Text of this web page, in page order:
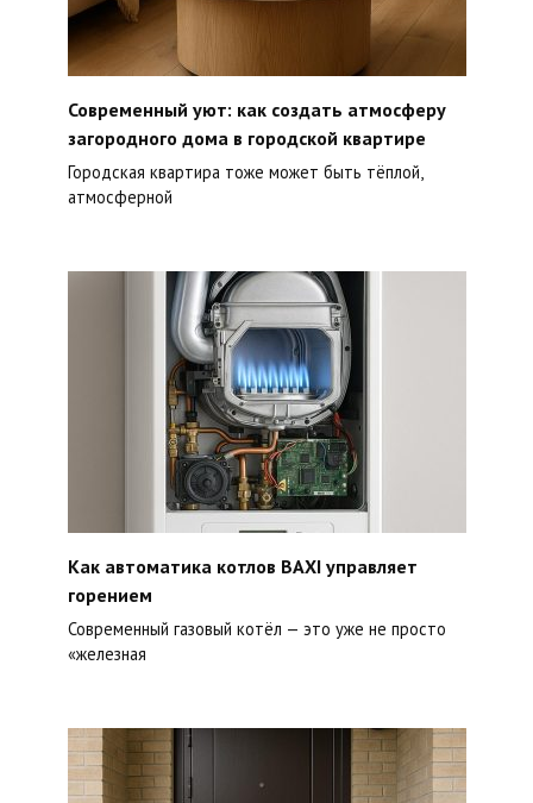
Современный уют: как создать атмосферу
загородного дома в городской квартире
Городская квартира тоже может быть тёплой,
атмосферной
Как автоматика котлов BAXI управляет
горением
Современный газовый котёл — это уже не просто
«железная